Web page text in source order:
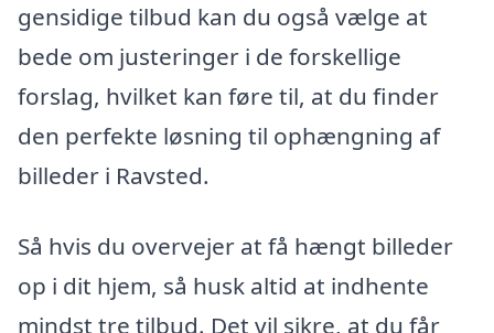
gensidige tilbud kan du også vælge at
bede om justeringer i de forskellige
forslag, hvilket kan føre til, at du finder
den perfekte løsning til ophængning af
billeder i Ravsted.
Så hvis du overvejer at få hængt billeder
op i dit hjem, så husk altid at indhente
mindst tre tilbud. Det vil sikre, at du får